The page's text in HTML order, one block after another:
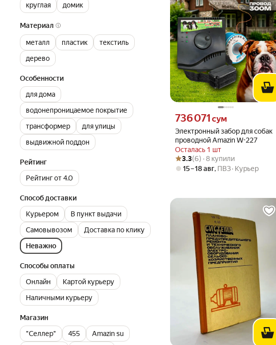
круглая
домик
Материал
металл пластик
текстиль
дерево
Особенности
для дома
водонепроницаемое покрытие
трансформер
для улицы
выдвижной поддон
Рейтинг
Рейтинг от 4.0
Способ доставки
Курьером
В пункт выдачи
Самовывозом
Доставка по клику
Неважно
Способы оплаты
Онлайн
Картой курьеру
Наличными курьеру
Магазин
"Селлер"
455
Amazin su
Электронный забор для собак
проводной Amazin W-227
Осталась 1 шт
Цена 736071 сум вместо
736 071 сум
Рейтинг товара: 3.3 из 5
Оценок: (6) · 8 купили
3.3(6) · 8 купили
15 – 18 авг, ПВЗ Курьер